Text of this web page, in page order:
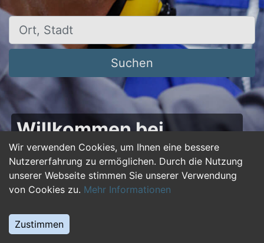
Wir verwenden Cookies, um Ihnen eine bessere
Nutzererfahrung zu ermöglichen. Durch die Nutzung
unserer Webseite stimmen Sie unserer Verwendung
von Cookies zu. Mehr Informationen
Zustimmen
Ort, Stadt
Suchen
Willkommen bei
50plus-jobs.de – Dein
Portal für Jobs ab 50!
Du bist über 50 und suchst nach einer neuen
beruflichen Herausforderung oder einem
Jobwechsel? Auf